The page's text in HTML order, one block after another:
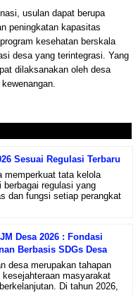
usulan dapat berupa
peningkatan kapasitas
kesehatan berskala
desa yang terintegrasi. Yang
dilaksanakan oleh desa
Sesuai Regulasi Terbaru
memperkuat tata kelola
regulasi yang
dan fungsi setiap perangkat
Desa 2026 : Fondasi
Berbasis SDGs Desa
desa merupakan tahapan
masyarakat
Di tahun 2026,